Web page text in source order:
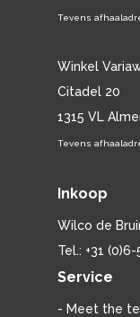
Tevens
Winkel
Citadel 20
1315 VL
Tevens
Inkoop
Wilco de
Tel.: +31
Service
- Meet the